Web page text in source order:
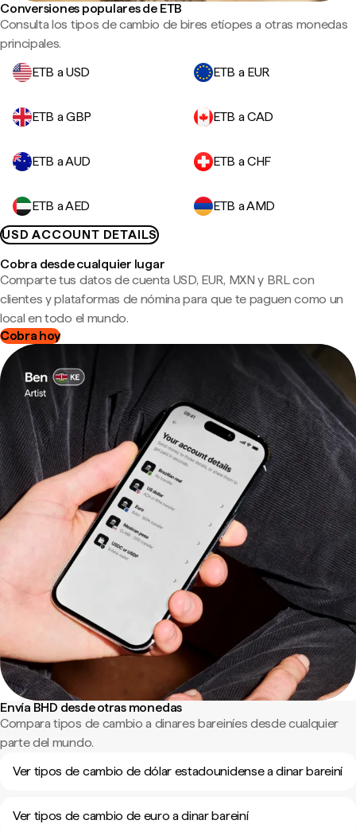
Conversiones populares de ETB
Consulta los tipos de cambio de bires etíopes a otras monedas
principales.
ETB a USD
ETB a EUR
ETB a GBP ETB a CAD
ETB a AUD ETB a CHF
ETB a AED
ETB a AMD
USD ACCOUNT DETAILS
Cobra desde cualquier lugar
Comparte tus datos de cuenta USD, EUR, MXN y BRL con
clientes y plataformas de nómina para que te paguen como un
local en todo el mundo.
Cobra hoy
Envía BHD desde otras monedas
Compara tipos de cambio a dinares bareiníes desde cualquier
parte del mundo.
Ver tipos de cambio de dólar estadounidense a dinar bareiní
Ver tipos de cambio de euro a dinar bareiní